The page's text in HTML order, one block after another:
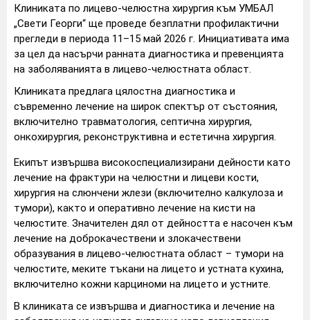
Клиниката по лицево-челюстна хирургия към УМБАЛ
„Свети Георги“ ще проведе безплатни профилактични
прегледи в периода 11–15 май 2026 г. Инициативата има
за цел да насърчи ранната диагностика и превенцията
на заболяванията в лицево-челюстната област.
Клиниката предлага цялостна диагностика и
съвременно лечение на широк спектър от състояния,
включително травматология, септична хирургия,
онкохирургия, реконструктивна и естетична хирургия.
Екипът извършва високоспециализирани дейности като
лечение на фрактури на челюстни и лицеви кости,
хирургия на слюнчени жлези (включително калкулоза и
тумори), както и оперативно лечение на кисти на
челюстите. Значителен дял от дейността е насочен към
лечение на доброкачествени и злокачествени
образувания в лицево-челюстната област – тумори на
челюстите, меките тъкани на лицето и устната кухина,
включително кожни карциноми на лицето и устните.
В клиниката се извършва и диагностика и лечение на